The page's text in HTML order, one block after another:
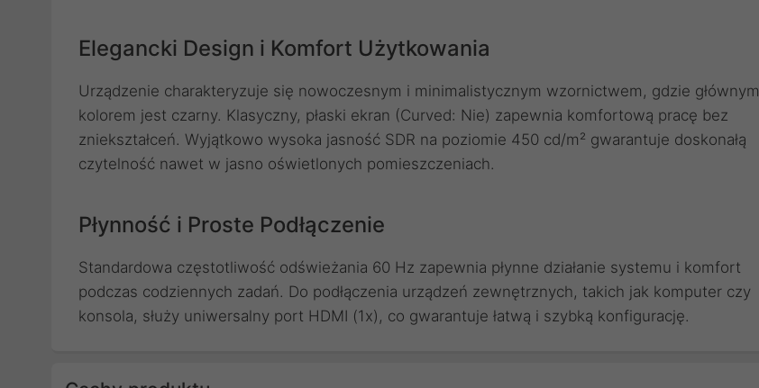
Elegancki Design i Komfort Użytkowania
Urządzenie charakteryzuje się nowoczesnym i minimalistycznym wzornictwem, gdzie głównym
kolorem jest czarny. Klasyczny, płaski ekran (Curved: Nie) zapewnia komfortową pracę bez
zniekształceń. Wyjątkowo wysoka jasność SDR na poziomie 450 cd/m² gwarantuje doskonałą
czytelność nawet w jasno oświetlonych pomieszczeniach.
Płynność i Proste Podłączenie
Standardowa częstotliwość odświeżania 60 Hz zapewnia płynne działanie systemu i komfort
podczas codziennych zadań. Do podłączenia urządzeń zewnętrznych, takich jak komputer czy
konsola, służy uniwersalny port HDMI (1x), co gwarantuje łatwą i szybką konfigurację.